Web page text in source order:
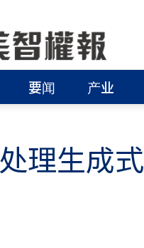
要闻 产业
理生成